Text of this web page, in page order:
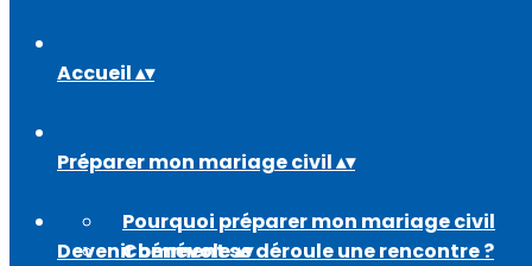
Accueil▴▾
Préparer mon mariage civil▴▾
Pourquoi préparer mon mariage civil
Comment se déroule une rencontre ?
Devenir bénévole▴▾